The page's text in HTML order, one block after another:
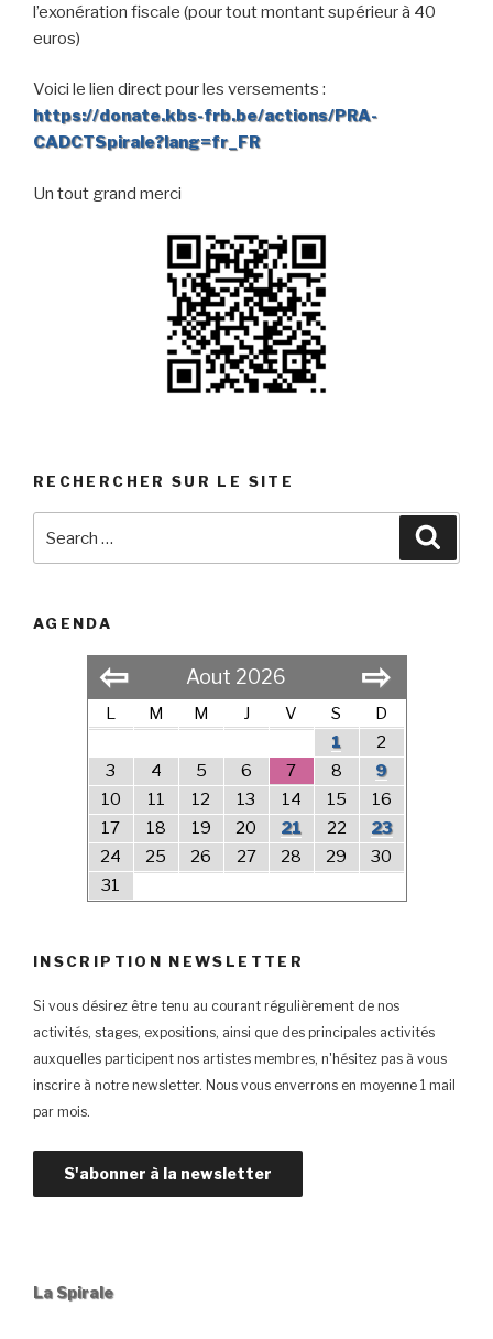
l’exonération fiscale (pour tout montant supérieur à 40
euros)
Voici le lien direct pour les versements :
https://donate.kbs-frb.be/actions/PRA-
CADCTSpirale?lang=fr_FR
Un tout grand merci
RECHERCHER SUR LE SITE
AGENDA
⇦ Aout 2026 ⇨
L M M J V S
D
1
2
3
4 5 6 7 8
9
10
11 12 13 14 15
16
17
18 19 20 21 22
23
24
25 26 27 28 29
30
31
INSCRIPTION NEWSLETTER
Si vous désirez être tenu au courant régulièrement de nos
activités, stages, expositions, ainsi que des principales activités
auxquelles participent nos artistes membres, n'hésitez pas à vous
inscrire à notre newsletter. Nous vous enverrons en moyenne 1 mail
par mois.
La Spirale